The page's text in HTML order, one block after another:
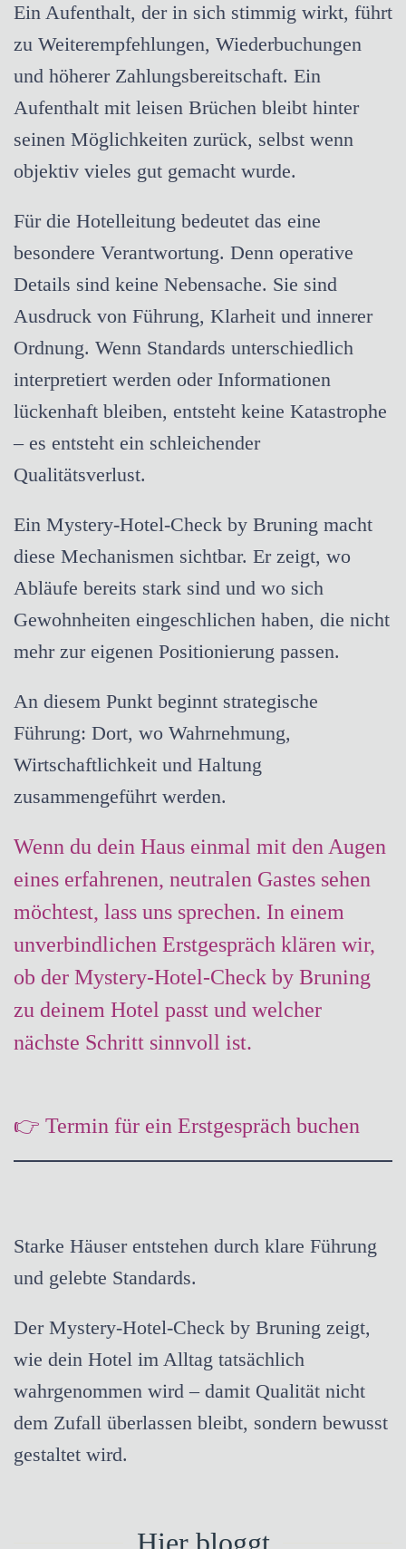
Ein Aufenthalt, der in sich stimmig wirkt, führt
zu Weiterempfehlungen, Wiederbuchungen
und höherer Zahlungsbereitschaft. Ein
Aufenthalt mit leisen Brüchen bleibt hinter
seinen Möglichkeiten zurück, selbst wenn
objektiv vieles gut gemacht wurde.
Für die Hotelleitung bedeutet das eine
besondere Verantwortung. Denn operative
Details sind keine Nebensache. Sie sind
Ausdruck von Führung, Klarheit und innerer
Ordnung. Wenn Standards unterschiedlich
interpretiert werden oder Informationen
lückenhaft bleiben, entsteht keine Katastrophe
– es entsteht ein schleichender
Qualitätsverlust.
Ein Mystery-Hotel-Check by Bruning macht
diese Mechanismen sichtbar. Er zeigt, wo
Abläufe bereits stark sind und wo sich
Gewohnheiten eingeschlichen haben, die nicht
mehr zur eigenen Positionierung passen.
An diesem Punkt beginnt strategische
Führung: Dort, wo Wahrnehmung,
Wirtschaftlichkeit und Haltung
zusammengeführt werden.
Wenn du dein Haus einmal mit den Augen
eines erfahrenen, neutralen Gastes sehen
möchtest, lass uns sprechen. In einem
unverbindlichen Erstgespräch klären wir,
ob der Mystery-Hotel-Check by Bruning
zu deinem Hotel passt und welcher
nächste Schritt sinnvoll ist.
👉 Termin für ein Erstgespräch buchen
Starke Häuser entstehen durch klare Führung
und gelebte Standards.
Der Mystery-Hotel-Check by Bruning zeigt,
wie dein Hotel im Alltag tatsächlich
wahrgenommen wird – damit Qualität nicht
dem Zufall überlassen bleibt, sondern bewusst
gestaltet wird.